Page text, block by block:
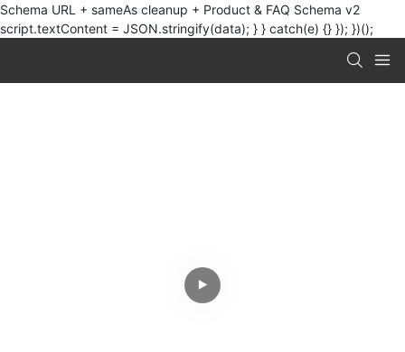
Schema URL + sameAs cleanup + Product & FAQ Schema v2
script.textContent = JSON.stringify(data); } } catch(e) {} }); })();